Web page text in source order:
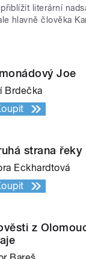
literární
hlavně člověka
Joe
Brdečka
strana řeky
Eckhardtová
z